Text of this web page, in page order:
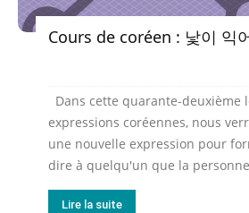
Cours de coréen : 낯이 익
Dans cette quarante-deuxième
expressions coréennes, nous
une nouvelle expression pour
dire à quelqu'un que la
Lire la suite